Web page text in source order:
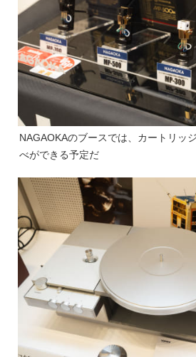
NAGAOKAのブースでは、カートリッ
べができる予定だ